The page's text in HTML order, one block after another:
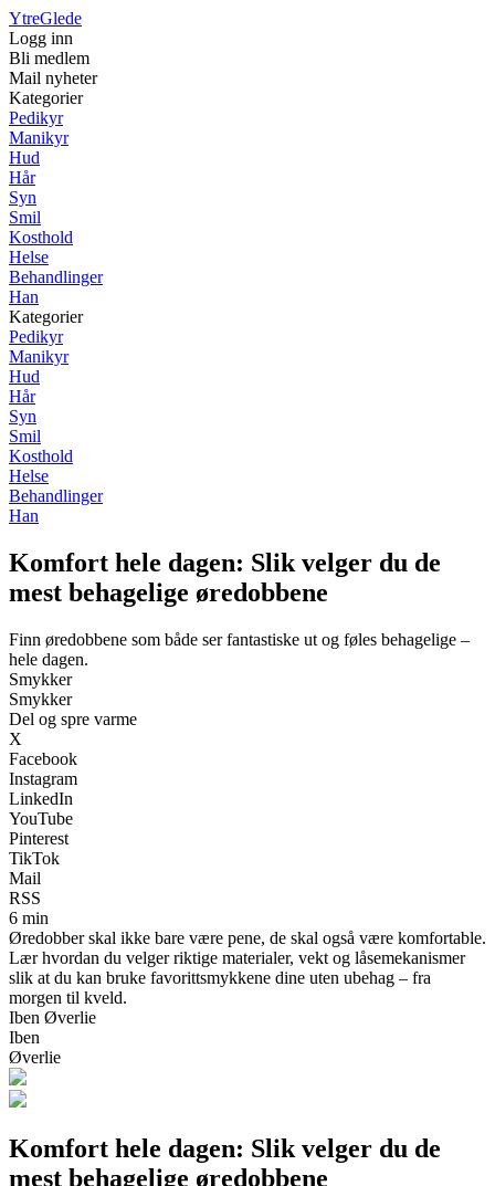
YtreGlede
Logg inn
Bli medlem
Mail nyheter
Kategorier
Pedikyr
Manikyr
Hud
Hår
Syn
Smil
Kosthold
Helse
Behandlinger
Han
Kategorier
Pedikyr
Manikyr
Hud
Hår
Syn
Smil
Kosthold
Helse
Behandlinger
Han
Komfort hele dagen: Slik velger du de
mest behagelige øredobbene
Finn øredobbene som både ser fantastiske ut og føles behagelige –
hele dagen.
Smykker
Smykker
Del og spre varme
X
Facebook
Instagram
LinkedIn
YouTube
Pinterest
TikTok
Mail
RSS
6 min
Øredobber skal ikke bare være pene, de skal også være komfortable.
Lær hvordan du velger riktige materialer, vekt og låsemekanismer
slik at du kan bruke favorittsmykkene dine uten ubehag – fra
morgen til kveld.
Iben Øverlie
Iben
Øverlie
Komfort hele dagen: Slik velger du de
mest behagelige øredobbene